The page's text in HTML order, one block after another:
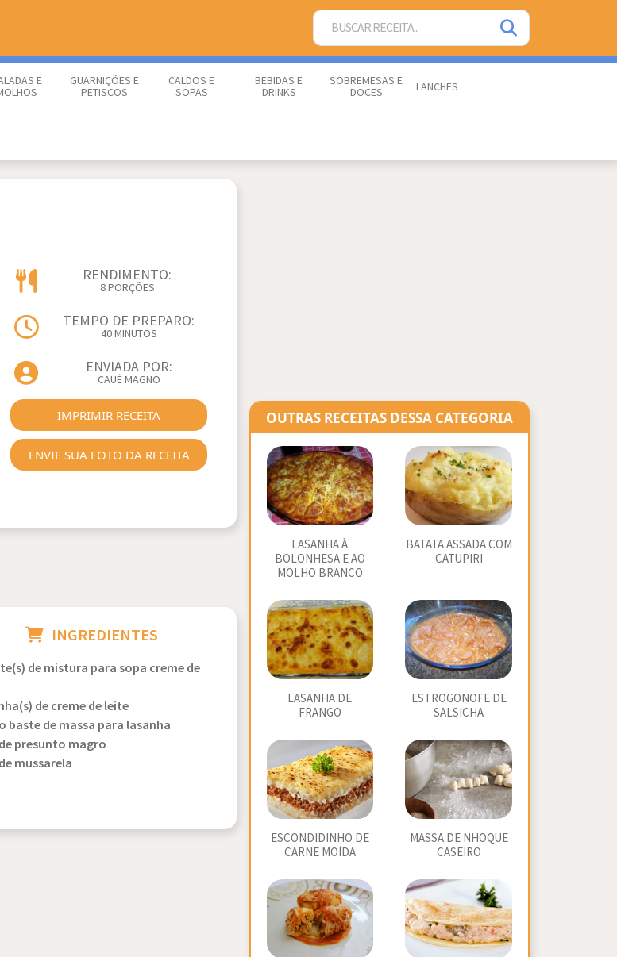
E
GUARNIÇÕES E
PETISCOS
CALDOS E
SOPAS
BEBIDAS E
DRINKS
SOBREMESAS E
DOCES
LANCHES
RENDIMENTO:
8 PORÇÕES
TEMPO DE PREPARO:
40 MINUTOS
ENVIADA POR:
CAUÊ MAGNO
IMPRIMIR RECEITA
ENVIE SUA FOTO DA RECEITA
INGREDIENTES
de mistura para sopa creme de
de creme de leite
baste de massa para lasanha
presunto magro
mussarela
OUTRAS RECEITAS DESSA CATEGORIA
LASANHA À
BOLONHESA E AO
MOLHO BRANCO
BATATA ASSADA COM
CATUPIRI
LASANHA DE
FRANGO
ESTROGONOFE DE
SALSICHA
ESCONDIDINHO DE
CARNE MOÍDA
MASSA DE NHOQUE
CASEIRO